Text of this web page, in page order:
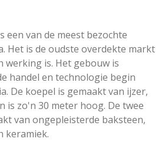
een van de meest bezochte
Het is de oudste overdekte markt
werking is. Het gebouw is
handel en technologie begin
De koepel is gemaakt van ijzer,
is zo'n 30 meter hoog. De twee
van ongepleisterde baksteen,
keramiek.